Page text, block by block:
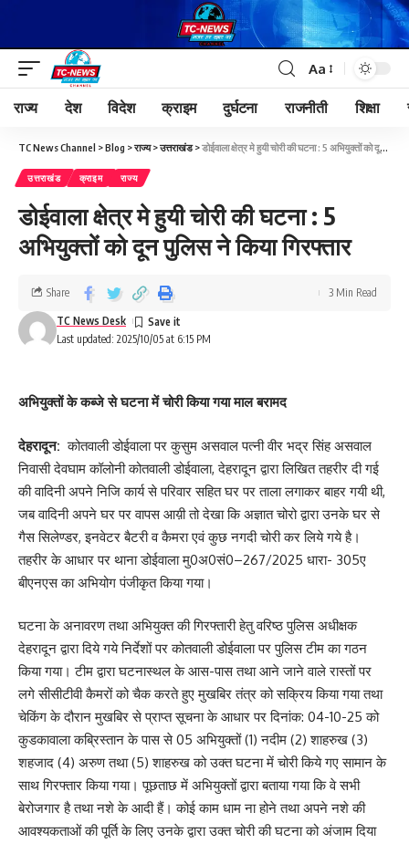
Aa
राज्य देश विदेश क्राइम दुर्घटना राजनीती शिक्षा
TC News Channel >Blog >राज्य>उत्तराखंड>डोईवाला क्षेत्र मे हुयी चोरी की घटना : 5 अभियुक्तों को दून पुलिस ने किया गिरफ्तार
उत्तराखंड क्राइम राज्य
डोईवाला क्षेत्र मे हुयी चोरी की घटना : 5
अभियुक्तों को दून पुलिस ने किया गिरफ्तार
Last updated: 2025/10/05 at 6:15 PM
TC News Desk
Share 3 Min Read
अभियुक्तों के कब्जे से घटना में चोरी किया गया माल बरामद
देहरादून: कोतवाली डोईवाला पर कुसुम असवाल पत्नी वीर भद्र सिंह असवाल
निवासी देवघाम कॉलोनी कोतवाली डोईवाला, देहरादून द्वारा लिखित तहरीर दी गई
की वादिनी अपने निजि कार्य से परिवार सहित घर पर ताला लगाकर बाहर गयी थी,
जब वादिनी अपने घर पर वापस आय़ी तो देखा कि अज्ञात चोरो द्वारा उनके घर से
गैस सिलेण्डर, इनवेटर बैटरी व कैमरा एवं कुछ नगदी चोरी कर लिये गये है।
तहरीर के आधार पर थाना डोईवाला मु0अ0सं0–267/2025 धारा- 305ए
बीएनएस का अभियोग पंजीकृत किया गया।
घटना के अनावरण तथा अभियुक्त की गिरफ्तारी हेतु वरिष्ठ पुलिस अधीक्षक
देहरादून द्वारा दिये गये निर्देशों पर कोतवाली डोईवाला पर पुलिस टीम का गठन
किया गया। टीम द्वारा घटनास्थल के आस-पास तथा आने जाने वाले रास्तों पर
लगे सीसीटीवी कैमरों को चैक करते हुए मुखबिर तंत्र को सक्रिय किया गया तथा
चेकिंग के दौरान मुखबिर से प्राप्त सूचना के आधार पर दिनांक: 04-10-25 को
कुडकावाला कब्रिस्तान के पास से 05 अभियुक्तों (1) नदीम (2) शाहरुख (3)
शहजाद (4) अरुण तथा (5) शाहरुख को उक्त घटना में चोरी किये गए सामान के
साथ गिरफ्तार किया गया। पूछताछ में अभियुक्तों द्वारा बताया गया कि वे सभी
बेरोजगार है तथा नशे के आदी हैं। कोई काम धाम ना होने तथा अपने नशे की
आवश्यकताओं की पूर्ति के लिए उनके द्वारा उक्त चोरी की घटना को अंजाम दिया